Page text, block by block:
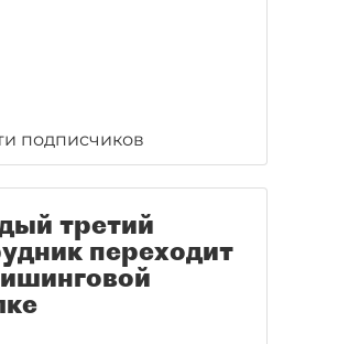
подписчиков
третий
переходит